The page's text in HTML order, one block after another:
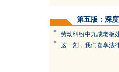
第五版：深度
= 劳动纠纷中九成老板
= 这一刻，我们喜享法